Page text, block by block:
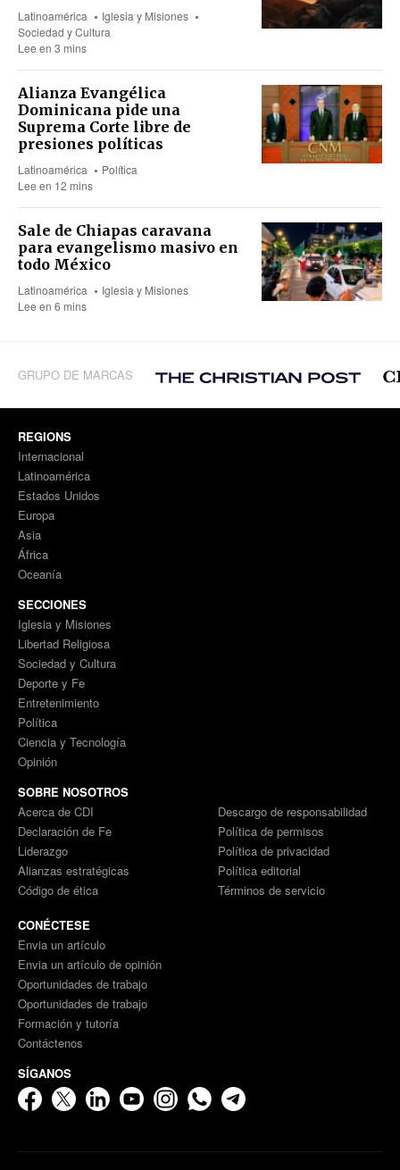
Latinoamérica
Iglesia y Misiones
Sociedad y Cultura
Lee en 3 mins
Alianza Evangélica
Dominicana pide una
Suprema Corte libre de
presiones políticas
Latinoamérica
Política
Lee en 12 mins
Sale de Chiapas caravana
para evangelismo masivo en
todo México
Latinoamérica
Iglesia y Misiones
Lee en 6 mins
GRUPO DE MARCAS
REGIONS
Internacional
Latinoamérica
Estados Unidos
Europa
Asia
África
Oceanía
SECCIONES
Iglesia y Misiones
Libertad Religiosa
Sociedad y Cultura
Deporte y Fe
Entretenimiento
Política
Ciencia y Tecnología
Opinión
SOBRE NOSOTROS
Acerca de CDI
Declaración de Fe
Liderazgo
Alianzas estratégicas
Código de ética
Descargo de responsabilidad
Política de permisos
Política de privacidad
Política editorial
Términos de servicio
CONÉCTESE
Envia un artículo
Envia un artículo de opinión
Oportunidades de trabajo
Oportunidades de trabajo
Formación y tutoría
Contáctenos
SÍGANOS